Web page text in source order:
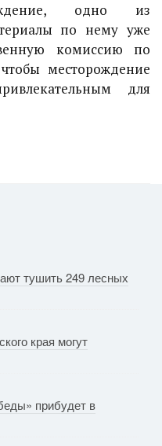
одно из
по нему уже
комиссию по
месторождение
для
тушить 249 лесных
края могут
прибудет в